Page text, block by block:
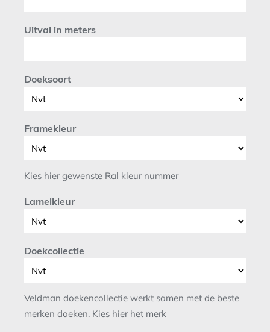
Uitval in meters
Doeksoort
Framekleur
Kies hier gewenste Ral kleur nummer
Lamelkleur
Doekcollectie
Veldman doekencollectie werkt samen met de beste
merken doeken. Kies hier het merk